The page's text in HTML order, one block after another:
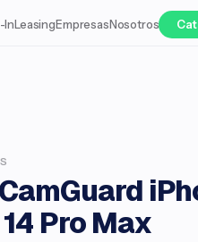
InLeasingEmpresasNosotros
Pro Max